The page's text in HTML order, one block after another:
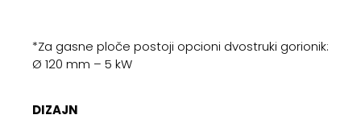
*Za gasne ploče postoji opcioni dvostruki gorionik:
Ø 120 mm – 5 kW
DIZAJN